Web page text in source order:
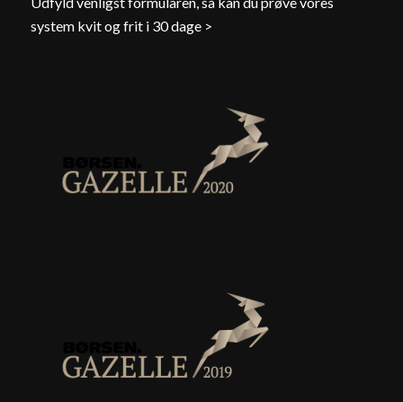
system kvit og frit i 30 dage >